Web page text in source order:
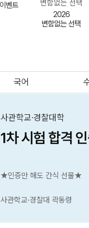
이벤트
2026
변함없는 선택
국어
사관학교·경찰대학
1차 시험 합격
★인증만 해도 간식 선물★
사관학교·경찰대 곽동령